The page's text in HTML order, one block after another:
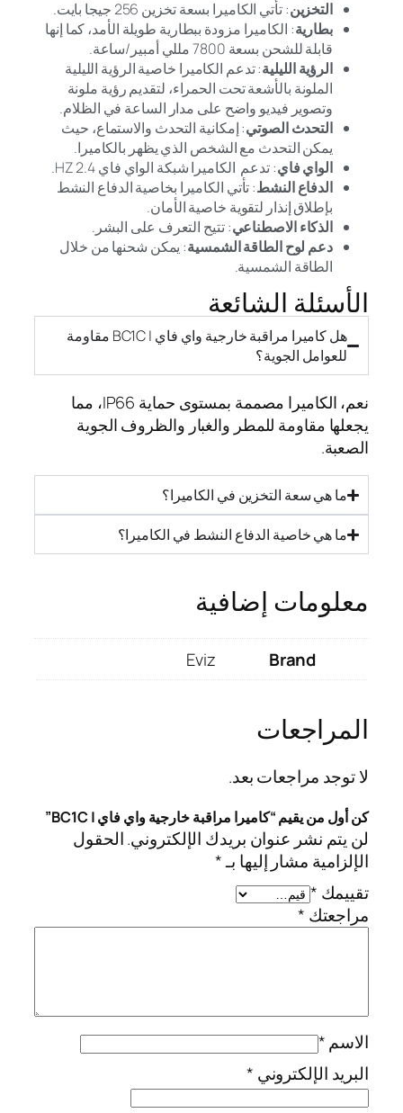
التخزين: تأتي الكاميرا بسعة تخزين 256 جيجا بايت.
بطارية: الكاميرا مزودة ببطارية طويلة الأمد، كما إنها
قابلة للشحن بسعة 7800 مللي أمبير/ساعة.
الرؤية الليلية: تدعم الكاميرا خاصية الرؤية الليلية
الملونة بالأشعة تحت الحمراء، لتقديم رؤية ملونة
وتصوير فيديو واضح على مدار الساعة في الظلام.
التحدث الصوتي: إمكانية التحدث والاستماع، حيث
يمكن التحدث مع الشخص الذي يظهر بالكاميرا.
الواي فاي: تدعم الكاميرا شبكة الواي فاي 2.4 HZ.
الدفاع النشط: تأتي الكاميرا بخاصية الدفاع النشط
بإطلاق إنذار لتقوية خاصية الأمان.
الذكاء الاصطناعي: تتيح التعرف على البشر.
دعم لوح الطاقة الشمسية: يمكن شحنها من خلال
الطاقة الشمسية.
الأسئلة الشائعة
هل كاميرا مراقبة خارجية واي فاي | BC1C مقاومة
للعوامل الجوية؟
نعم، الكاميرا مصممة بمستوى حماية IP66، مما
يجعلها مقاومة للمطر والغبار والظروف الجوية
الصعبة.
ما هي سعة التخزين في الكاميرا؟
ما هي خاصية الدفاع النشط في الكاميرا؟
معلومات إضافية
Brand
Eviz
المراجعات
لا توجد مراجعات بعد.
كن أول من يقيم “كاميرا مراقبة خارجية واي فاي | BC1C”
لن يتم نشر عنوان بريدك الإلكتروني.الحقول
الإلزامية مشار إليها بـ*
تقييمك *
مراجعتك *
الاسم*
البريد الإلكتروني *